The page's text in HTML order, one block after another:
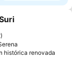
histórica renovada